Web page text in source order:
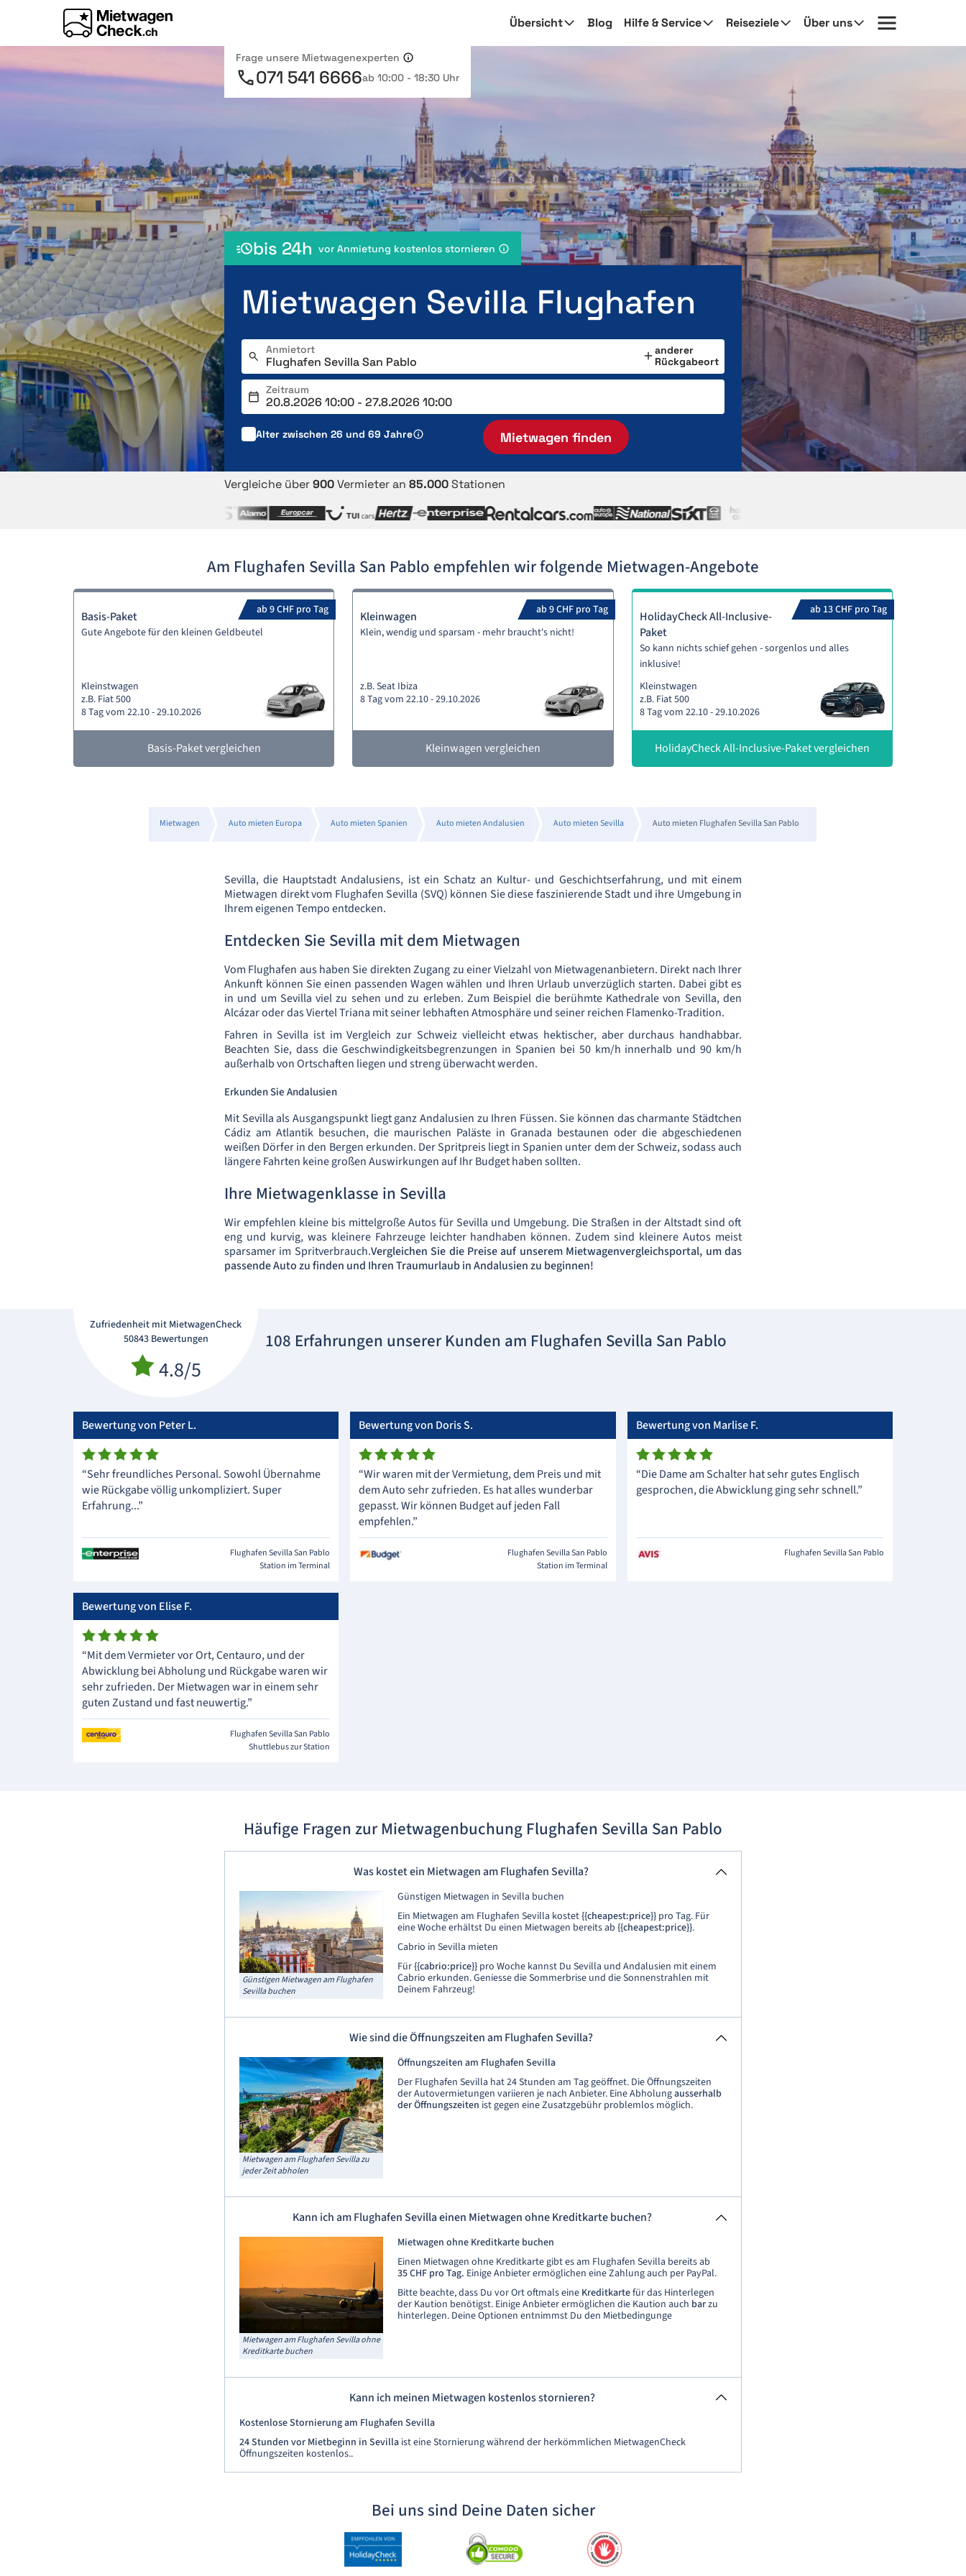
Übersicht Blog Hilfe & Service Reiseziele Über uns
Frage unsere Mietwagenexperten
071 541 6666ab 10:00 - 18:30 Uhr
bis 24h vor Anmietung kostenlos stornieren
Mietwagen Sevilla Flughafen
Anmietort
anderer
Rückgabeort
Zeitraum
Alter zwischen 26 und 69 Jahre Mietwagen finden
Vergleiche über900Vermieter an 85.000Stationen
Am Flughafen Sevilla San Pablo empfehlen wir folgende Mietwagen-Angebote
ab 9 CHF pro Tag
Basis-Paket
Gute Angebote für den kleinen Geldbeutel
Kleinstwagen
z.B. Fiat 500
8 Tag vom 22.10 - 29.10.2026
Basis-Paket vergleichen
ab 9 CHF pro Tag
Kleinwagen
Klein, wendig und sparsam - mehr braucht's nicht!
z.B. Seat Ibiza
8 Tag vom 22.10 - 29.10.2026
Kleinwagen vergleichen
ab 13 CHF pro Tag
HolidayCheck All-Inclusive-
Paket
So kann nichts schief gehen - sorgenlos und alles
inklusive!
Kleinstwagen
z.B. Fiat 500
8 Tag vom 22.10 - 29.10.2026
HolidayCheck All-Inclusive-Paket vergleichen
Mietwagen Auto mieten Europa Auto mieten Spanien Auto mieten Andalusien Auto mieten Sevilla Auto mieten Flughafen Sevilla San Pablo
Sevilla, die Hauptstadt Andalusiens, ist ein Schatz an Kultur- und Geschichtserfahrung, und mit einem
Mietwagen direkt vom Flughafen Sevilla (SVQ) können Sie diese faszinierende Stadt und ihre Umgebung in
Ihrem eigenen Tempo entdecken.
Entdecken Sie Sevilla mit dem Mietwagen
Vom Flughafen aus haben Sie direkten Zugang zu einer Vielzahl von Mietwagenanbietern. Direkt nach Ihrer
Ankunft können Sie einen passenden Wagen wählen und Ihren Urlaub unverzüglich starten. Dabei gibt es
in und um Sevilla viel zu sehen und zu erleben. Zum Beispiel die berühmte Kathedrale von Sevilla, den
Alcázar oder das Viertel Triana mit seiner lebhaften Atmosphäre und seiner reichen Flamenko-Tradition.
Fahren in Sevilla ist im Vergleich zur Schweiz vielleicht etwas hektischer, aber durchaus handhabbar.
Beachten Sie, dass die Geschwindigkeitsbegrenzungen in Spanien bei 50 km/h innerhalb und 90 km/h
außerhalb von Ortschaften liegen und streng überwacht werden.
Erkunden Sie Andalusien
Mit Sevilla als Ausgangspunkt liegt ganz Andalusien zu Ihren Füssen. Sie können das charmante Städtchen
Cádiz am Atlantik besuchen, die maurischen Paläste in Granada bestaunen oder die abgeschiedenen
weißen Dörfer in den Bergen erkunden. Der Spritpreis liegt in Spanien unter dem der Schweiz, sodass auch
längere Fahrten keine großen Auswirkungen auf Ihr Budget haben sollten.
Ihre Mietwagenklasse in Sevilla
Wir empfehlen kleine bis mittelgroße Autos für Sevilla und Umgebung. Die Straßen in der Altstadt sind oft
eng und kurvig, was kleinere Fahrzeuge leichter handhaben können. Zudem sind kleinere Autos meist
sparsamer im Spritverbrauch.Vergleichen Sie die Preise auf unserem Mietwagenvergleichsportal, um das
passende Auto zu finden und Ihren Traumurlaub in Andalusien zu beginnen!
Zufriedenheit mit MietwagenCheck
50843 Bewertungen
4.8/5
108 Erfahrungen unserer Kunden am Flughafen Sevilla San Pablo
Bewertung von Peter L.
“Sehr freundliches Personal. Sowohl Übernahme
wie Rückgabe völlig unkompliziert. Super
Erfahrung...”
Flughafen Sevilla San Pablo
Station im Terminal
Bewertung von Doris S.
“Wir waren mit der Vermietung, dem Preis und mit
dem Auto sehr zufrieden. Es hat alles wunderbar
gepasst. Wir können Budget auf jeden Fall
empfehlen.”
Flughafen Sevilla San Pablo
Station im Terminal
Bewertung von Marlise F.
“Die Dame am Schalter hat sehr gutes Englisch
gesprochen, die Abwicklung ging sehr schnell.”
Flughafen Sevilla San Pablo
Bewertung von Elise F.
“Mit dem Vermieter vor Ort, Centauro, und der
Abwicklung bei Abholung und Rückgabe waren wir
sehr zufrieden. Der Mietwagen war in einem sehr
guten Zustand und fast neuwertig.”
Flughafen Sevilla San Pablo
Shuttlebus zur Station
Häufige Fragen zur Mietwagenbuchung Flughafen Sevilla San Pablo
Was kostet ein Mietwagen am Flughafen Sevilla?
Günstigen Mietwagen am Flughafen
Sevilla buchen
Günstigen Mietwagen in Sevilla buchen
Ein Mietwagen am Flughafen Sevilla kostet{{cheapest:price}} pro Tag. Für
eine Woche erhältst Du einen Mietwagen bereits ab {{cheapest:price}}.
Cabrio in Sevilla mieten
Für{{cabrio:price}} pro Woche kannst Du Sevilla und Andalusien mit einem
Cabrio erkunden. Geniesse die Sommerbrise und die Sonnenstrahlen mit
Deinem Fahrzeug!
Wie sind die Öffnungszeiten am Flughafen Sevilla?
Mietwagen am Flughafen Sevilla zu
jeder Zeit abholen
Öffnungszeiten am Flughafen Sevilla
Der Flughafen Sevilla hat 24 Stunden am Tag geöffnet. Die Öffnungszeiten
der Autovermietungen variieren je nach Anbieter. Eine Abholungausserhalb
der Öffnungszeiten ist gegen eine Zusatzgebühr problemlos möglich.
Kann ich am Flughafen Sevilla einen Mietwagen ohne Kreditkarte buchen?
Mietwagen am Flughafen Sevilla ohne
Kreditkarte buchen
Mietwagen ohne Kreditkarte buchen
Einen Mietwagen ohne Kreditkarte gibt es am Flughafen Sevilla bereits ab
35 CHF pro Tag. Einige Anbieter ermöglichen eine Zahlung auch per PayPal.
Bitte beachte, dass Du vor Ort oftmals eine Kreditkartefür das Hinterlegen
der Kaution benötigst. Einige Anbieter ermöglichen die Kaution auch barzu
hinterlegen. Deine Optionen entnimmst Du den Mietbedingunge
Kann ich meinen Mietwagen kostenlos stornieren?
Kostenlose Stornierung am Flughafen Sevilla
24 Stunden vor Mietbeginn in Sevilla ist eine Stornierung während der herkömmlichen MietwagenCheck
Öffnungszeiten kostenlos..
Bei uns sind Deine Daten sicher